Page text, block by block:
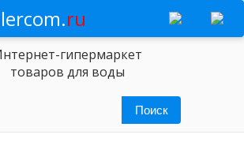
ru
гипермаркет
товаров для воды